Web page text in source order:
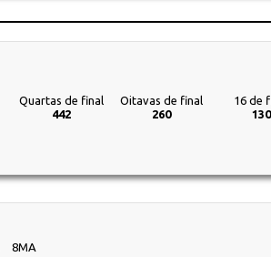
Quartas de final
442
Oitavas de final
260
16 de
130
8MA